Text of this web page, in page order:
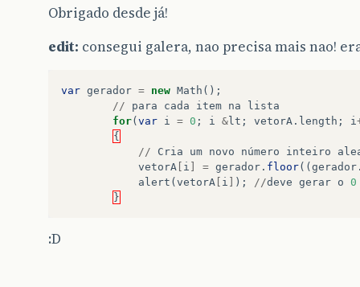
Obrigado desde já!
edit: consegui galera, nao precisa mais nao!
var gerador = new Math ();
//
para cada item na
lista
for( var i = 0 ; i & lt ; vetorA . length ; i
{
//
Cria um novo número inteiro
vetorA
i = gerador . floor(( gerador
alert ( vetorA i ); //deve gerar o 0
}
:D